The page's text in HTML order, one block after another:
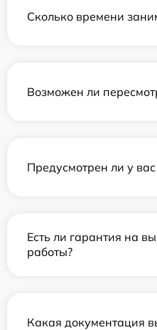
Сколько времени
Возможен ли
Предусмотрен ли у
Есть ли гарантия на
работы?
Какая документация